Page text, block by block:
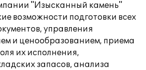
"Изысканный камень"
возможности подготовки всех
управления
и ценообразованием, приема
их исполнения,
запасов, анализа